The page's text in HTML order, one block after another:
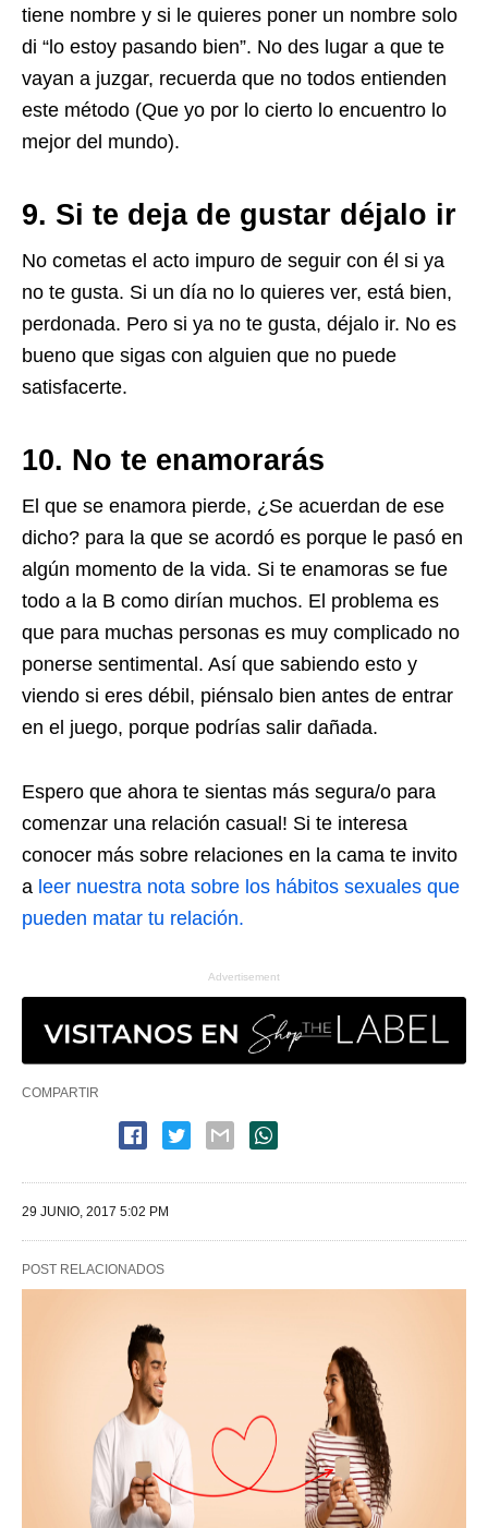
tiene nombre y si le quieres poner un nombre solo
di “lo estoy pasando bien”. No des lugar a que te
vayan a juzgar, recuerda que no todos entienden
este método (Que yo por lo cierto lo encuentro lo
mejor del mundo).
9. Si te deja de gustar déjalo ir
No cometas el acto impuro de seguir con él si ya
no te gusta. Si un día no lo quieres ver, está bien,
perdonada. Pero si ya no te gusta, déjalo ir. No es
bueno que sigas con alguien que no puede
satisfacerte.
10. No te enamorarás
El que se enamora pierde, ¿Se acuerdan de ese
dicho? para la que se acordó es porque le pasó en
algún momento de la vida. Si te enamoras se fue
todo a la B como dirían muchos. El problema es
que para muchas personas es muy complicado no
ponerse sentimental. Así que sabiendo esto y
viendo si eres débil, piénsalo bien antes de entrar
en el juego, porque podrías salir dañada.
Espero que ahora te sientas más segura/o para
comenzar una relación casual! Si te interesa
conocer más sobre relaciones en la cama te invito
a leer nuestra nota sobre los hábitos sexuales que
pueden matar tu relación.
Advertisement
COMPARTIR
29 JUNIO, 2017 5:02 PM
POST RELACIONADOS